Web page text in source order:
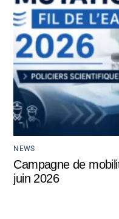
NEWS
Campagne de
juin 2026